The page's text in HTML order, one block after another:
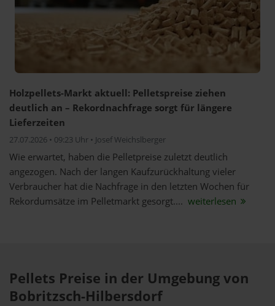
Holzpellets-Markt aktuell: Pelletspreise ziehen
deutlich an – Rekordnachfrage sorgt für längere
Lieferzeiten
27.07.2026 • 09:23 Uhr • Josef Weichslberger
Wie erwartet, haben die Pelletpreise zuletzt deutlich
angezogen. Nach der langen Kaufzurückhaltung vieler
Verbraucher hat die Nachfrage in den letzten Wochen für
Rekordumsätze im Pelletmarkt gesorgt.... weiterlesen
Pellets Preise in der Umgebung von
Bobritzsch-Hilbersdorf